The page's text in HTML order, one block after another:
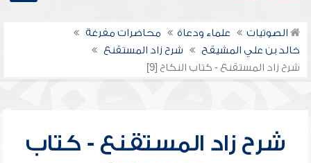
الصوتيات علماء ودعاة
محاضرات مفرغة
خالد بن علي المشيقح
شرح زاد المستقنع
شرح زاد المستقنع - كتاب النكاح [9]
شرح زاد المستقنع - كتاب